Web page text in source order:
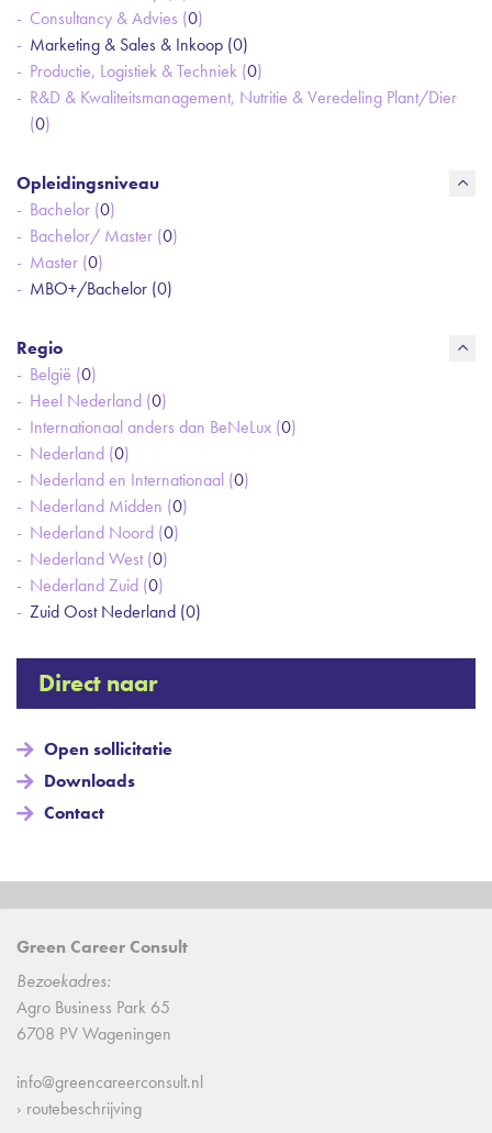
Consultancy & Advies (0)
Marketing & Sales & Inkoop (0)
Productie, Logistiek & Techniek (0)
R&D & Kwaliteitsmanagement, Nutritie & Veredeling Plant/Dier
(0)
Opleidingsniveau
Bachelor (0)
Bachelor/ Master (0)
Master (0)
MBO+/Bachelor (0)
Regio
België (0)
Heel Nederland (0)
Internationaal anders dan BeNeLux (0)
Nederland (0)
Nederland en Internationaal (0)
Nederland Midden (0)
Nederland Noord (0)
Nederland West (0)
Nederland Zuid (0)
Zuid Oost Nederland (0)
Direct naar
Open sollicitatie
Downloads
Contact
Green Career Consult
Bezoekadres:
Agro Business Park 65
6708 PV Wageningen
info@greencareerconsult.nl
› routebeschrijving